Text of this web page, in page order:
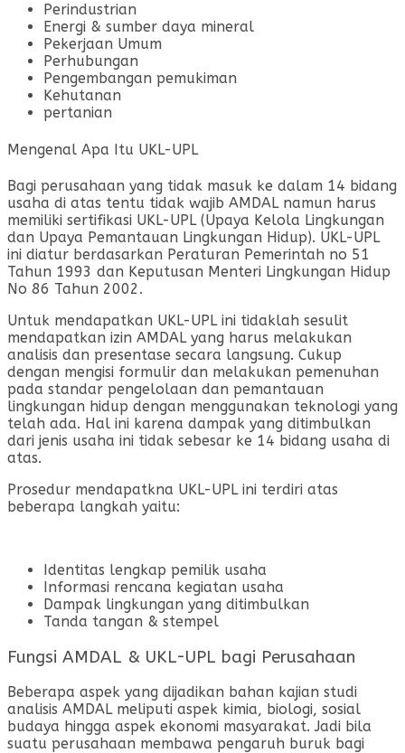
Perindustrian
Energi & sumber daya mineral
Pekerjaan Umum
Perhubungan
Pengembangan pemukiman
Kehutanan
pertanian
Mengenal Apa Itu UKL-UPL
Bagi perusahaan yang tidak masuk ke dalam 14 bidang
usaha di atas tentu tidak wajib AMDAL namun harus
memiliki sertifikasi UKL-UPL (Upaya Kelola Lingkungan
dan Upaya Pemantauan Lingkungan Hidup). UKL-UPL
ini diatur berdasarkan Peraturan Pemerintah no 51
Tahun 1993 dan Keputusan Menteri Lingkungan Hidup
No 86 Tahun 2002.
Untuk mendapatkan UKL-UPL ini tidaklah sesulit
mendapatkan izin AMDAL yang harus melakukan
analisis dan presentase secara langsung. Cukup
dengan mengisi formulir dan melakukan pemenuhan
pada standar pengelolaan dan pemantauan
lingkungan hidup dengan menggunakan teknologi yang
telah ada. Hal ini karena dampak yang ditimbulkan
dari jenis usaha ini tidak sebesar ke 14 bidang usaha di
atas.
Prosedur mendapatkna UKL-UPL ini terdiri atas
beberapa langkah yaitu:
Identitas lengkap pemilik usaha
Informasi rencana kegiatan usaha
Dampak lingkungan yang ditimbulkan
Tanda tangan & stempel
Fungsi AMDAL & UKL-UPL bagi Perusahaan
Beberapa aspek yang dijadikan bahan kajian studi
analisis AMDAL meliputi aspek kimia, biologi, sosial
budaya hingga aspek ekonomi masyarakat. Jadi bila
suatu perusahaan membawa pengaruh buruk bagi